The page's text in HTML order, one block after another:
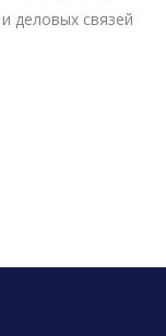
деловых связей